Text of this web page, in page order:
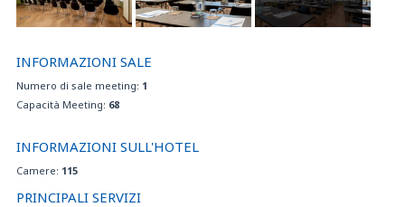
INFORMAZIONI SALE
Numero di sale meeting: 1
Capacità Meeting: 68
INFORMAZIONI SULL'HOTEL
Camere: 115
PRINCIPALI SERVIZI